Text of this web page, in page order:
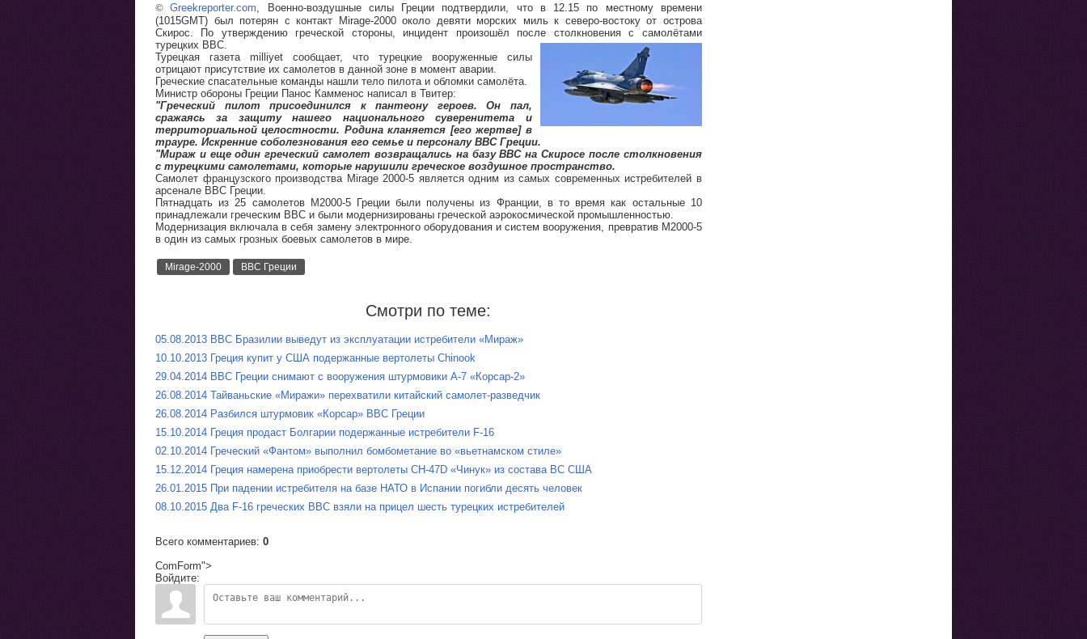
©Greekreporter.com , Военно-воздушные силы Греции подтвердили, что в 12.15 по местному времени
(1015GMT) был потерян с контакт Mirage-2000 около девяти морских миль к северо-востоку от острова
Скирос. По утверждению греческой стороны, инцидент произошёл после столкновения с самолётами
турецких ВВС.
Турецкая газета milliyet сообщает, что турецкие вооруженные силы
отрицают присутствие их самолетов в данной зоне в момент аварии.
Греческие спасательные команды нашли тело пилота и обломки самолёта.
Министр обороны Греции Панос Камменос написал в Твитер:
"Греческий пилот присоединился к пантеону героев. Он пал,
сражаясь за защиту нашего национального суверенитета и
территориальной целостности. Родина кланяется [его жертве] в
трауре. Искренние соболезнования его семье и персоналу ВВС Греции.
"Мираж и еще один греческий самолет возвращались на базу ВВС на Скиросе после столкновения
с турецкими самолетами, которые нарушили греческое воздушное пространство.
Самолет французского производства Mirage 2000-5 является одним из самых современных истребителей в
арсенале ВВС Греции.
Пятнадцать из 25 самолетов M2000-5 Греции были получены из Франции, в то время как остальные 10
принадлежали греческим ВВС и были модернизированы греческой аэрокосмической промышленностью.
Модернизация включала в себя замену электронного оборудования и систем вооружения, превратив M2000-5
в один из самых грозных боевых самолетов в мире.
Mirage-2000 ВВС Греции
Смотри по теме:
05.08.2013 ВВС Бразилии выведут из эксплуатации истребители «Мираж»
10.10.2013 Греция купит у США подержанные вертолеты Chinook
29.04.2014 ВВС Греции снимают с вооружения штурмовики A-7 «Корсар-2»
26.08.2014 Тайваньские «Миражи» перехватили китайский самолет-разведчик
26.08.2014 Разбился штурмовик «Корсар» ВВС Греции
15.10.2014 Греция продаст Болгарии подержанные истребители F-16
02.10.2014 Греческий «Фантом» выполнил бомбометание во «вьетнамском стиле»
15.12.2014 Греция намерена приобрести вертолеты CH-47D «Чинук» из состава ВС США
26.01.2015 При падении истребителя на базе НАТО в Испании погибли десять человек
08.10.2015 Два F-16 греческих ВВС взяли на прицел шесть турецких истребителей
Всего комментариев: 0
ComForm">
Войдите: